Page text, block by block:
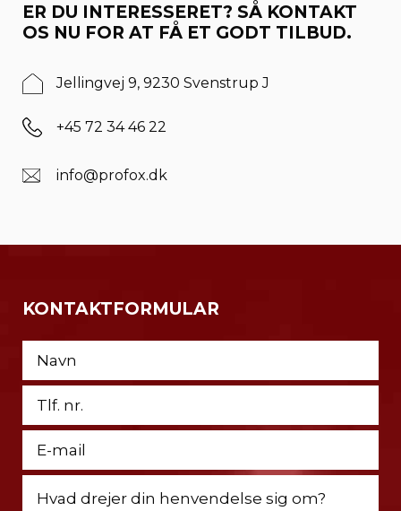
ER DU INTERESSERET? SÅ KONTAKT
OS NU FOR AT FÅ ET GODT TILBUD.
Jellingvej 9, 9230 Svenstrup J
+45 72 34 46 22
info@profox.dk
KONTAKTFORMULAR